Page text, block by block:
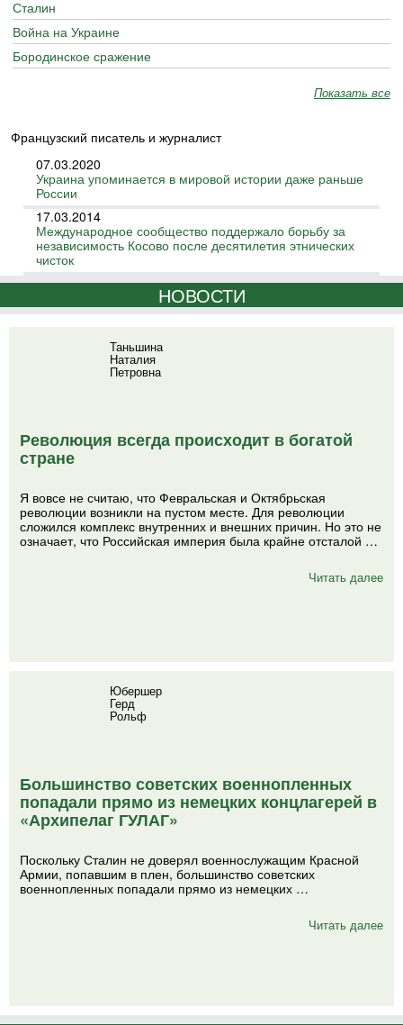
Сталин
Война на Украине
Бородинское сражение
Показать все
Французский писатель и журналист
07.03.2020
Украина упоминается в мировой истории даже раньше
России
17.03.2014
Международное сообщество поддержало борьбу за
независимость Косово после десятилетия этнических
чисток
НОВОСТИ
Таньшина
Наталия
Петровна
Революция всегда происходит в богатой
стране
Я вовсе не считаю, что Февральская и Октябрьская
революции возникли на пустом месте. Для революции
сложился комплекс внутренних и внешних причин. Но это не
означает, что Российская империя была крайне отсталой …
Читать далее
Юбершер
Герд
Рольф
Большинство советских военнопленных
попадали прямо из немецких концлагерей в
«Архипелаг ГУЛАГ»
Поскольку Сталин не доверял военнослужащим Красной
Армии, попавшим в плен, большинство советских
военнопленных попадали прямо из немецких …
Читать далее